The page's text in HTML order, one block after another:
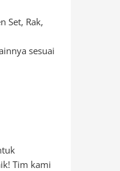
Set, Rak,
sesuai
Tim kami